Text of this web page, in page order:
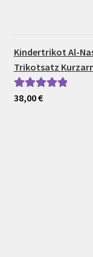
Kindertrikot Al-
Trikotsatz
Bewertet mit
38,00€